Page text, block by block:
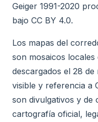
Geiger 1991-2020
bajo CC BY 4.0.
Los mapas del
son mosaicos
descargados el 28
visible y referencia a
son divulgativos y de
cartografía oficial,